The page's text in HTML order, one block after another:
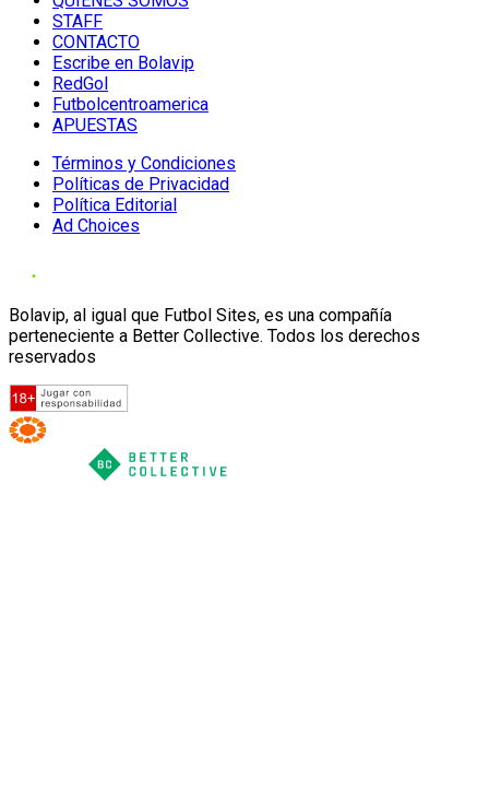
STAFF
CONTACTO
Escribe en Bolavip
RedGol
Futbolcentroamerica
APUESTAS
Términos y Condiciones
Políticas de Privacidad
Política Editorial
Ad Choices
Bolavip, al igual que Futbol Sites, es una compañía
perteneciente a Better Collective. Todos los derechos
reservados